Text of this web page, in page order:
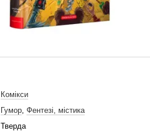
Комікси
Гумор, Фентезі, містика
Тверда